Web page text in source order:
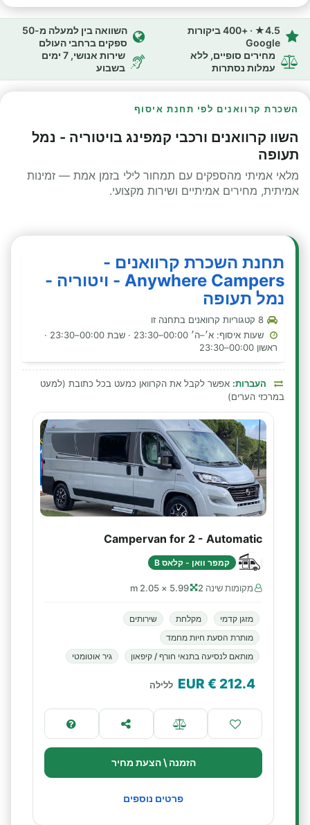
4.5★ · +400 ביקורות
Google
השוואה בין למעלה מ-50
ספקים ברחבי העולם
מחירים סופיים, ללא
עמלות נסתרות
שירות אנושי, 7 ימים
בשבוע
השכרת קרוואנים לפי תחנת איסוף
השוו קרוואנים ורכבי קמפינג בויטוריה - נמל
תעופה
מלאי אמיתי מהספקים עם תמחור לילי בזמן אמת — זמינות
אמיתית, מחירים אמיתיים ושירות מקצועי.
תחנת השכרת קרוואנים -
Anywhere Campers - ויטוריה -
נמל תעופה
שעות איסוף: א׳–ה׳ 00:00–23:30 · שבת 00:00–23:30 ·
ראשון 00:00–23:30
העברות: אפשר לקבל את הקרוואן כמעט בכל כתובת (למעט
במרכזי הערים)
Campervan for 2 - Automatic
קמפר וואן - קלאס B
מקומות שינה 2 5.99 × 2.05 m
מזגן קדמי מקלחת
שירותים
מותרת הסעת חיות מחמד
מותאם לנסיעה בתנאי חורף / קיפאון
גיר אוטומטי
212.4
€ EUR ללילה
הזמנה \ הצעת מחיר
פרטים נוספים